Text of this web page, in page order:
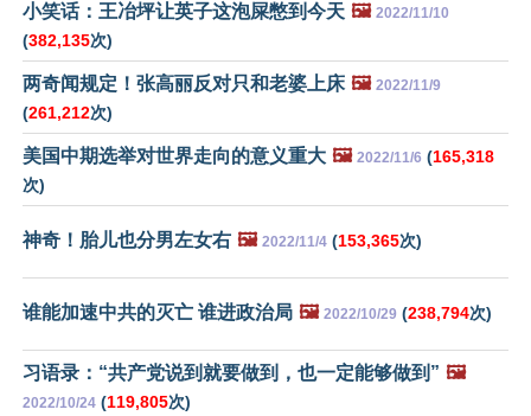
小笑话：王冶坪让英子这泡屎憋到今天 🖼️ 2022/11/10
(382,135次)
两奇闻规定！张高丽反对只和老婆上床 🖼️ 2022/11/9
(261,212次)
美国中期选举对世界走向的意义重大 🖼️ 2022/11/6 (165,318
次)
神奇！胎儿也分男左女右 🖼️ 2022/11/4 (153,365次)
谁能加速中共的灭亡 谁进政治局 🖼️ 2022/10/29 (238,794次)
习语录：“共产党说到就要做到，也一定能够做到” 🖼️
2022/10/24 (119,805次)